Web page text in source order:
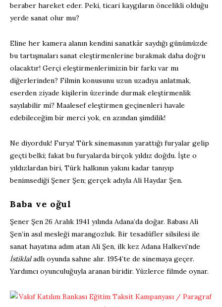
beraber hareket eder. Peki, ticari kaygıların öncelikli olduğu
yerde sanat olur mu?
Eline her kamera alanın kendini sanatkâr saydığı günümüzde
bu tartışmaları sanat eleştirmenlerine bırakmak daha doğru
olacaktır! Gerçi eleştirmenlerimizin bir farkı var mı
diğerlerinden? Filmin konusunu uzun uzadıya anlatmak,
eserden ziyade kişilerin üzerinde durmak eleştirmenlik
sayılabilir mi? Maalesef eleştirmen geçinenleri havale
edebileceğim bir merci yok, en azından şimdilik!
Ne diyorduk! Furya! Türk sinemasının yarattığı furyalar gelip
geçti belki; fakat bu furyalarda birçok yıldız doğdu. İşte o
yıldızlardan biri, Türk halkının yakını kadar tanıyıp
benimsediği Şener Şen; gerçek adıyla Ali Haydar Şen.
Baba ve oğul
Şener Şen 26 Aralık 1941 yılında Adana’da doğar. Babası Ali
Şen’in asıl mesleği marangozluk. Bir tesadüfler silsilesi ile
sanat hayatına adım atan Ali Şen, ilk kez Adana Halkevi’nde
İstiklaladlı oyunda sahne alır. 1954’te de sinemaya geçer.
Yardımcı oyunculuğuyla aranan biridir. Yüzlerce filmde oynar.